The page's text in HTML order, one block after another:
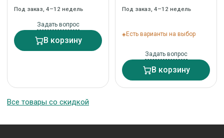
Под заказ, 4–12 недель
Задать вопрос
В корзину
Под заказ, 4–12 недель
Есть варианты на выбор
Задать вопрос
В корзину
Все товары со скидкой